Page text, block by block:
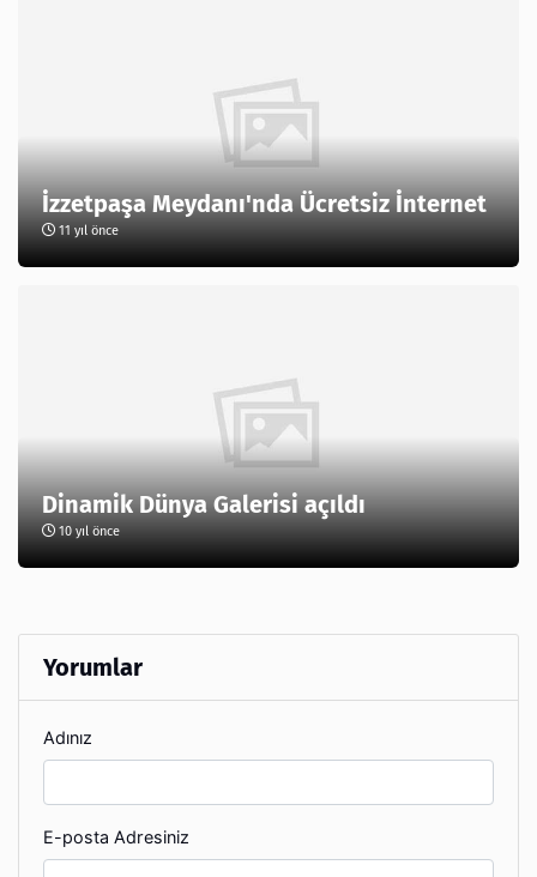
İzzetpaşa Meydanı'nda Ücretsiz İnternet
11 yıl önce
Dinamik Dünya Galerisi açıldı
10 yıl önce
Yorumlar
Adınız
E-posta Adresiniz